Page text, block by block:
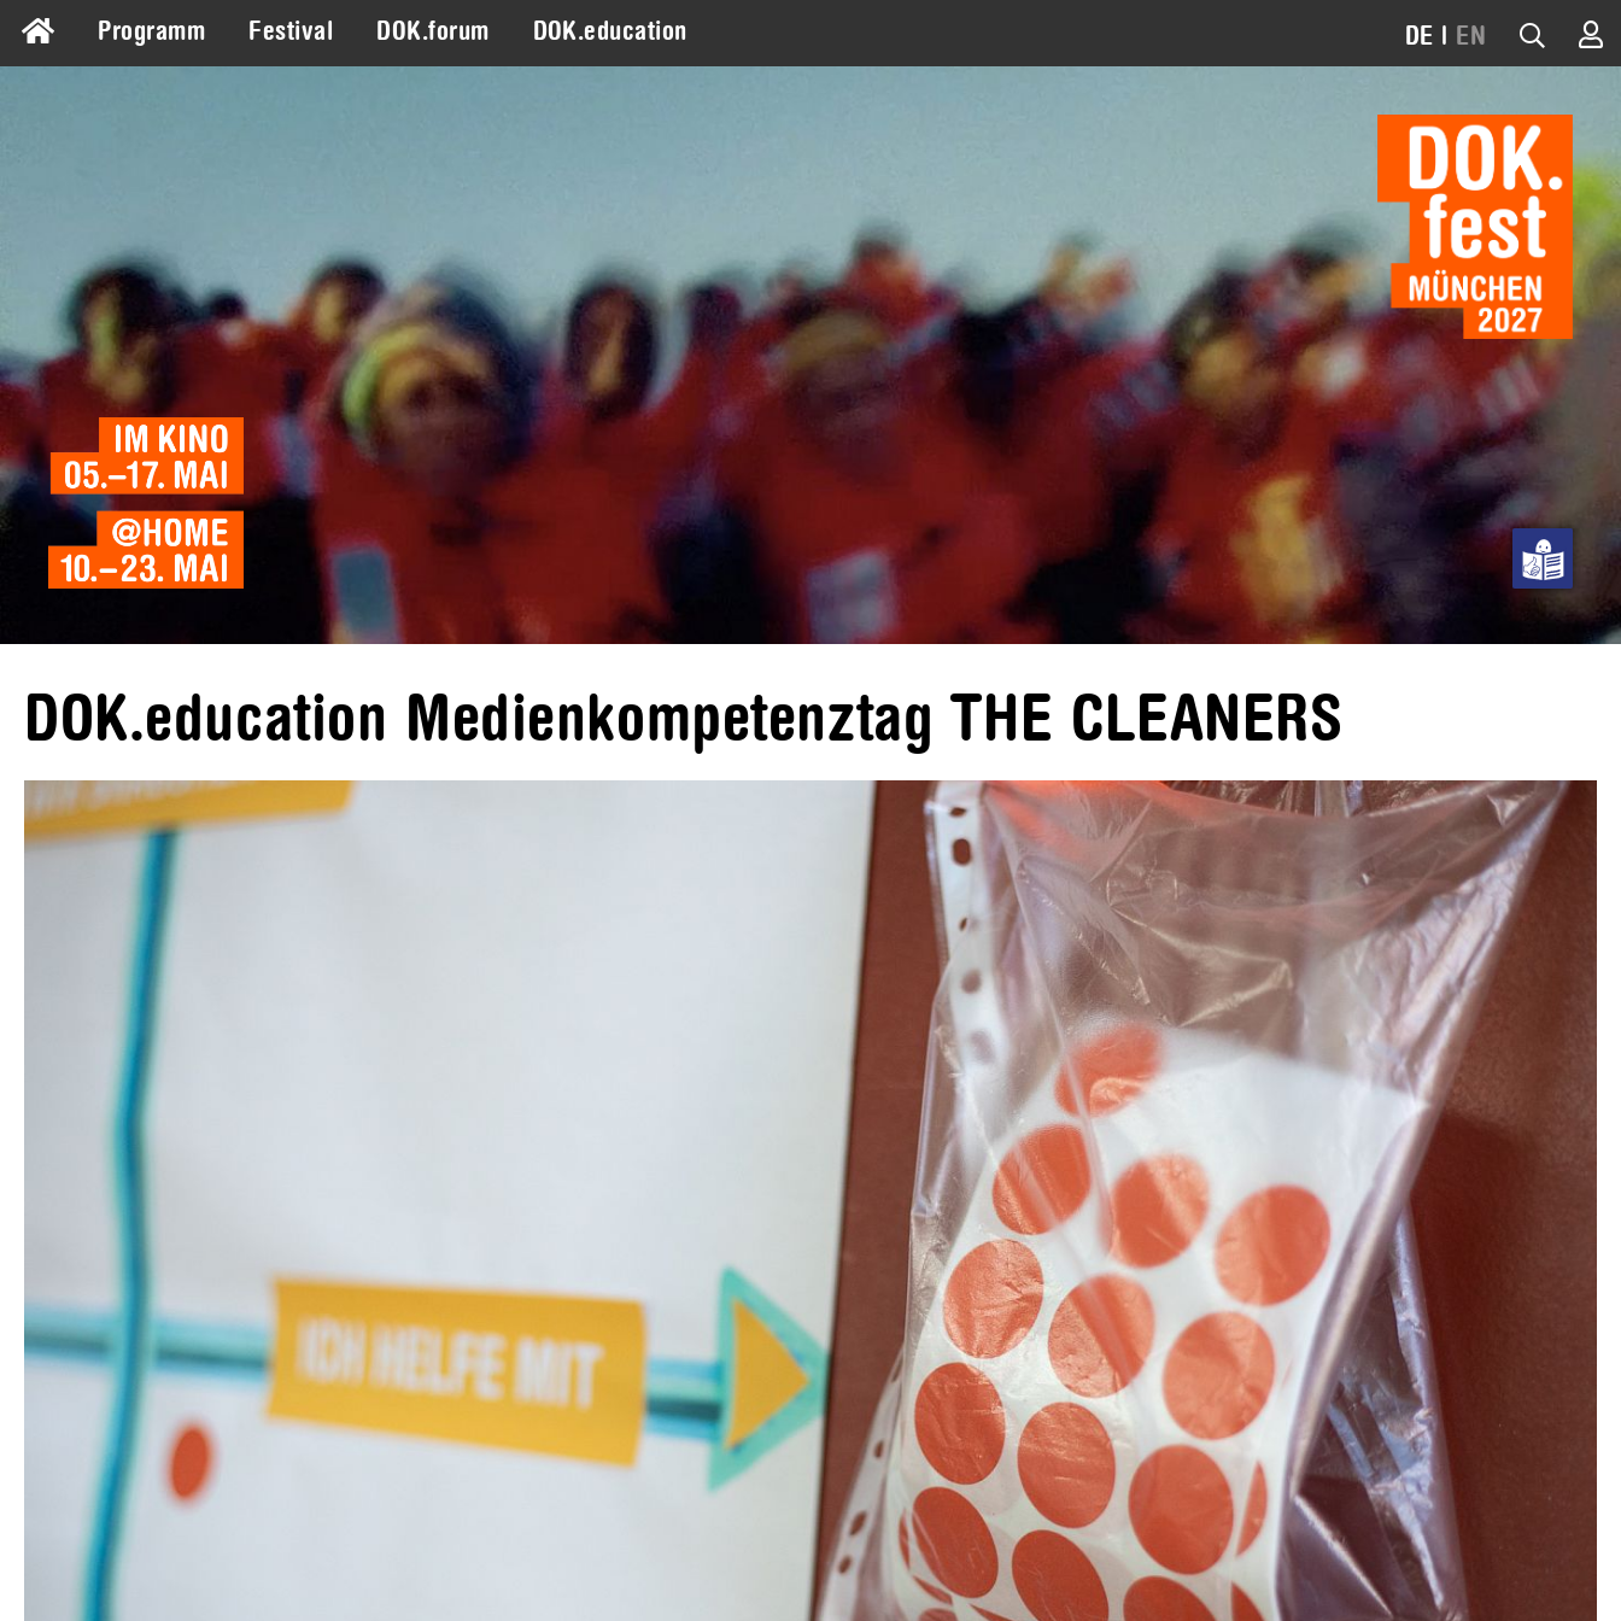
Programm Festival DOK.forum DOK.education DE | EN
DOK.education Medienkompetenztag THE CLEANERS